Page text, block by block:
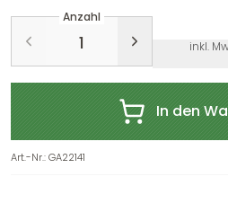
Anzahl
inkl.
In den
Art.-Nr.:GA22141